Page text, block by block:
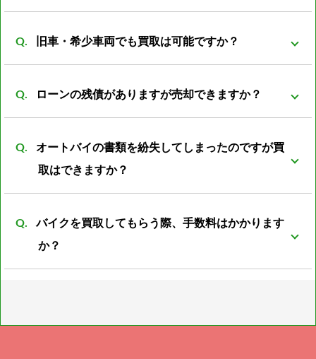
トの場合プラス評価しますが、ノーマルパーツが無い
状態ですとマイナス評価となる車両もあります。
可能です。 一般的に廃車費用は8000～数万円かかると
言われています。 事故車を所有していても利用価値は
なく、処分する際には必ず廃車費用がかかります。 バ
旧車・希少車両でも買取は可能ですか？
たりと扱える会社が少ない為、売却が難しいとされて
います。 しかし弊社は経験豊富な査定員がいる為、安
心してご売却頂けるかと思います。
ローンの残債がありますが売却できますか？
たあとの残金をお振込みとさせて頂きます。
オートバイの書類を紛失してしまったのですが買
取はできますか？
済の書類の紛失の場合は再発行の際に廃車した際の日
時、ナンバープレートの番号、住所、名義人のお名前
が必須となります。 上記の4点がわからない場合廃車
バイクを買取してもらう際、手数料はかかります
か？
き上げ代、書類の再発行代が必要となります。